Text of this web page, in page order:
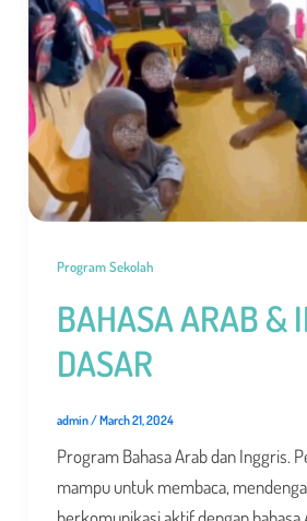
Program Sekolah
BAHASA ARAB &
DASAR
admin/March 21, 2024
Program Bahasa Arab dan Inggris.
mampu untuk membaca,